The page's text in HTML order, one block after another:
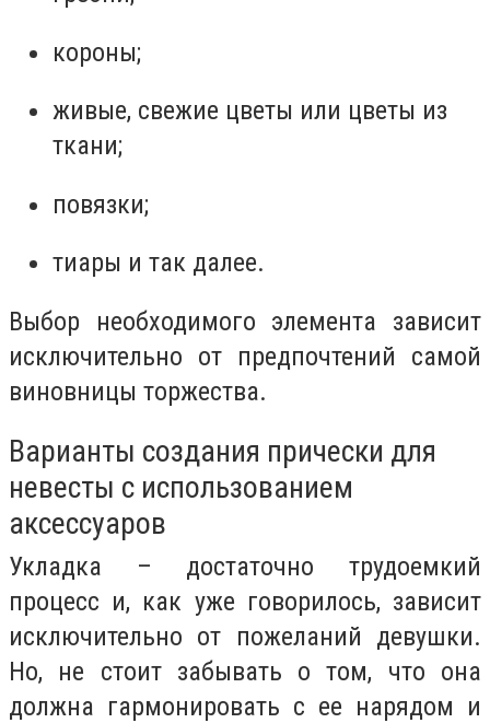
короны;
живые, свежие цветы или цветы из
ткани;
повязки;
тиары и так далее.
Выбор необходимого элемента зависит
исключительно от предпочтений самой
виновницы торжества.
Варианты создания прически для
невесты с использованием
аксессуаров
Укладка – достаточно трудоемкий
процесс и, как уже говорилось, зависит
исключительно от пожеланий девушки.
Но, не стоит забывать о том, что она
должна гармонировать с ее нарядом и